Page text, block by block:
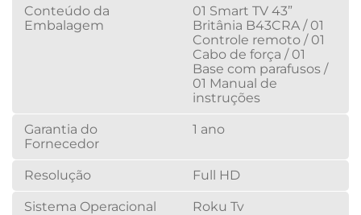
Conteúdo da
Embalagem
01 Smart TV 43”
Britânia B43CRA / 01
Controle remoto / 01
Cabo de força / 01
Base com parafusos /
01 Manual de
instruções
Garantia do
Fornecedor
1 ano
Resolução Full HD
Sistema Operacional Roku Tv